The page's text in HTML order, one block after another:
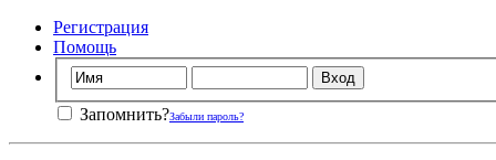
Регистрация
Помощь
Запомнить?Забыли пароль?